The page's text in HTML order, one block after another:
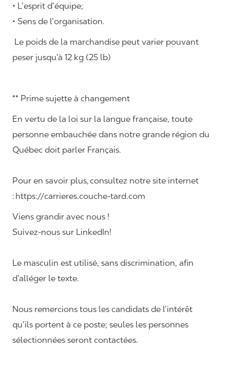
• L’esprit d’équipe;
• Sens de l’organisation.
Le poids de la marchandise peut varier pouvant
peser jusqu’à 12 kg (25 lb)
** Prime sujette à changement
En vertu de la loi sur la langue française, toute
personne embauchée dans notre grande région du
Québec doit parler Français.
Pour en savoir plus, consultez notre site internet
: https://carrieres.couche-tard.com
Viens grandir avec nous !
Suivez-nous sur LinkedIn!
Le masculin est utilisé, sans discrimination, afin
d’alléger le texte.
Nous remercions tous les candidats de l’intérêt
qu’ils portent à ce poste; seules les personnes
sélectionnées seront contactées.